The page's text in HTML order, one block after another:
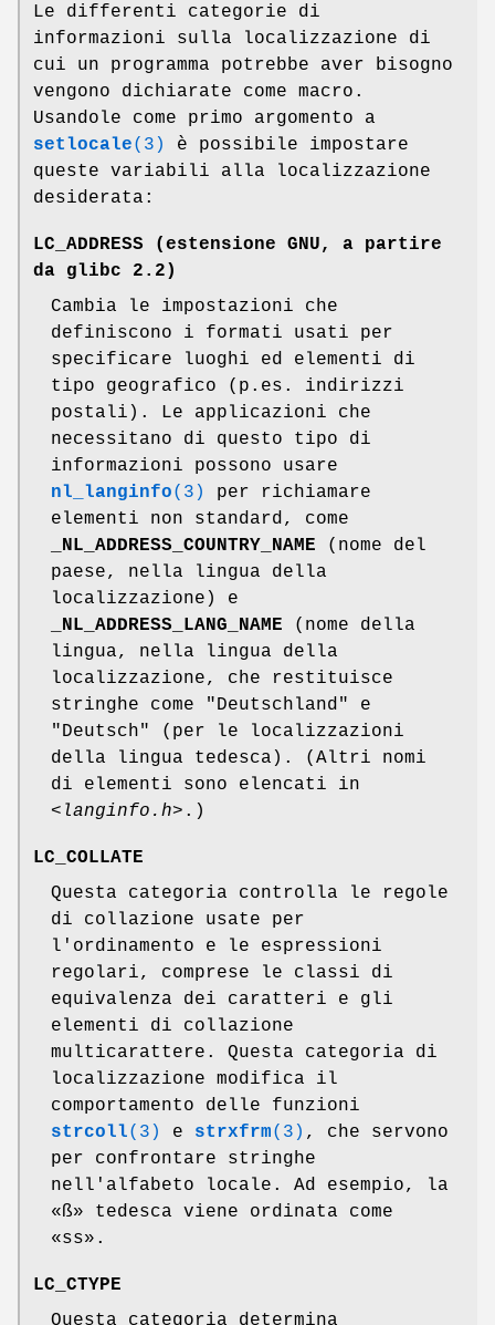
Le differenti categorie di
informazioni sulla localizzazione di
cui un programma potrebbe aver bisogno
vengono dichiarate come macro.
Usandole come primo argomento a
setlocale(3)
è possibile impostare
queste variabili alla localizzazione
desiderata:
LC_ADDRESS (estensione GNU, a partire
da glibc 2.2)
Cambia le impostazioni che
definiscono i formati usati per
specificare luoghi ed elementi di
tipo geografico (p.es. indirizzi
postali). Le applicazioni che
necessitano di questo tipo di
informazioni possono usare
nl_langinfo(3)
per richiamare
elementi non standard, come
_NL_ADDRESS_COUNTRY_NAME (nome del
paese, nella lingua della
localizzazione) e
_NL_ADDRESS_LANG_NAME (nome della
lingua, nella lingua della
localizzazione, che restituisce
stringhe come "Deutschland" e
"Deutsch" (per le localizzazioni
della lingua tedesca). (Altri nomi
di elementi sono elencati in
<langinfo.h> .)
LC_COLLATE
Questa categoria controlla le regole
di collazione usate per
l'ordinamento e le espressioni
regolari, comprese le classi di
equivalenza dei caratteri e gli
elementi di collazione
multicarattere. Questa categoria di
localizzazione modifica il
comportamento delle funzioni
strcoll(3) e strxfrm(3) , che servono
per confrontare stringhe
nell'alfabeto locale. Ad esempio, la
«ß» tedesca viene ordinata come
«ss».
LC_CTYPE
Questa categoria determina